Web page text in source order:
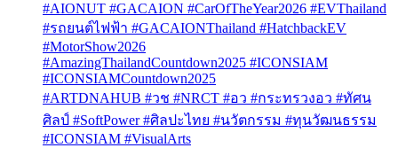
#AIONUT #GACAION #CarOfTheYear2026 #EVThailand
#รถยนต์ไฟฟ้า #GACAIONThailand #HatchbackEV
#MotorShow2026
#AmazingThailandCountdown2025 #ICONSIAM
#ICONSIAMCountdown2025
#ARTDNAHUB #วช #NRCT #อว #กระทรวงอว #ทัศน
ศิลป์ #SoftPower #ศิลปะไทย #นวัตกรรม #ทุนวัฒนธรรม
#ICONSIAM #VisualArts